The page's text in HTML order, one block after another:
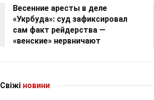
Весенние аресты в деле
«Укрбуда»: суд зафиксировал
сам факт рейдерства —
«венские» нервничают
Свіжі новини